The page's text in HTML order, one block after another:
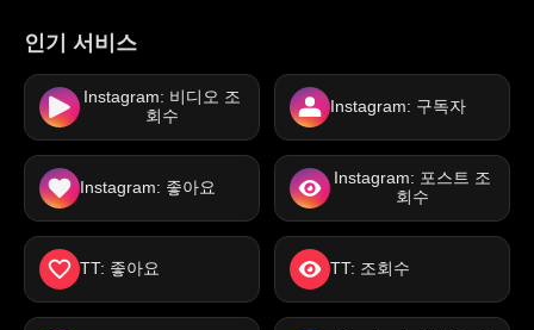
인기 서비스
Instagram: 비디오 조
회수
Instagram: 구독자
Instagram: 좋아요
Instagram: 포스트 조
회수
TT: 좋아요 TT: 조회수